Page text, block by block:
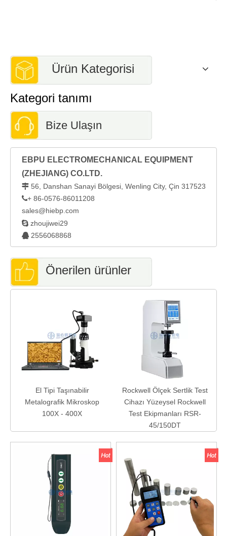
Ürün Kategorisi
Kategori tanımı
Bize Ulaşın
EBPU ELECTROMECHANICAL EQUIPMENT
(ZHEJIANG) CO.LTD.
 56, Danshan Sanayi Bölgesi, Wenling City, Çin 317523
+ 86-0576-86011208
sales@hiebp.com
 zhoujiwei29
 2556068868
Önerilen ürünler
El Tipi Taşınabilir
Metalografik Mikroskop
100X - 400X
Rockwell Ölçek Sertlik Test
Cihazı Yüzeysel Rockwell
Test Ekipmanları RSR-
45/150DT